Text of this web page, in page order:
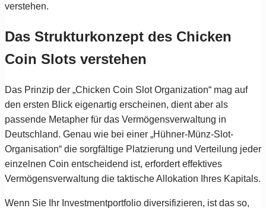
verstehen.
Das Strukturkonzept des Chicken
Coin Slots verstehen
Das Prinzip der „Chicken Coin Slot Organization“ mag auf
den ersten Blick eigenartig erscheinen, dient aber als
passende Metapher für das Vermögensverwaltung in
Deutschland. Genau wie bei einer „Hühner-Münz-Slot-
Organisation“ die sorgfältige Platzierung und Verteilung jeder
einzelnen Coin entscheidend ist, erfordert effektives
Vermögensverwaltung die taktische Allokation Ihres Kapitals.
Wenn Sie Ihr Investmentportfolio diversifizieren, ist das so,